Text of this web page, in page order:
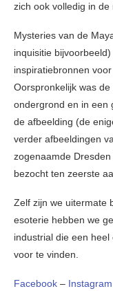
zich ook volledig in de
Mysteries van de
inquisitie
inspiratiebronnen
Oorspronkelijk was
ondergrond en in een
de afbeelding (de
verder afbeeldingen
zogenaamde
bezocht ten zeerste
Zelf zijn we uitermate
esoterie hebben we
industrial die een
voor te vinden.
Facebook – Instagram